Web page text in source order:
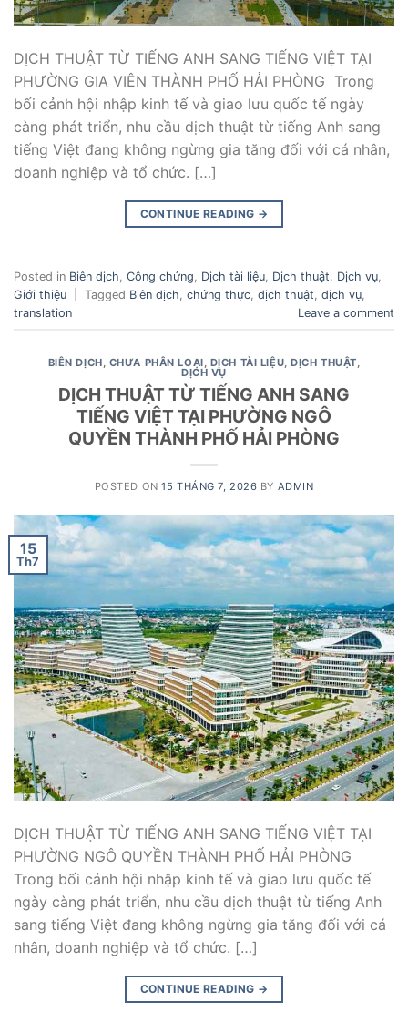
DỊCH THUẬT TỪ TIẾNG ANH SANG TIẾNG VIỆT TẠI
PHƯỜNG GIA VIÊN THÀNH PHỐ HẢI PHÒNG Trong
bối cảnh hội nhập kinh tế và giao lưu quốc tế ngày
càng phát triển, nhu cầu dịch thuật từ tiếng Anh sang
tiếng Việt đang không ngừng gia tăng đối với cá nhân,
doanh nghiệp và tổ chức. […]
CONTINUE READING →
Posted in Biên dịch Công chứng Dịch tài liệu Dịch thuật Dịch vụ
Giới thiệu
Tagged Biên dịch chứng thực dịch thuật dịch vụ
translation
Leave a comment
BIÊN DỊCH, CHƯA PHÂN LOẠI, DỊCH TÀI LIỆU,DỊCH THUẬT,
DỊCH VỤ
DỊCH THUẬT TỪ TIẾNG ANH SANG
TIẾNG VIỆT TẠI PHƯỜNG NGÔ
QUYỀN THÀNH PHỐ HẢI PHÒNG
POSTED ON15 THÁNG 7, 2026 BY ADMIN
15
Th7
DỊCH THUẬT TỪ TIẾNG ANH SANG TIẾNG VIỆT TẠI
PHƯỜNG NGÔ QUYỀN THÀNH PHỐ HẢI PHÒNG
Trong bối cảnh hội nhập kinh tế và giao lưu quốc tế
ngày càng phát triển, nhu cầu dịch thuật từ tiếng Anh
sang tiếng Việt đang không ngừng gia tăng đối với cá
nhân, doanh nghiệp và tổ chức. […]
CONTINUE READING →